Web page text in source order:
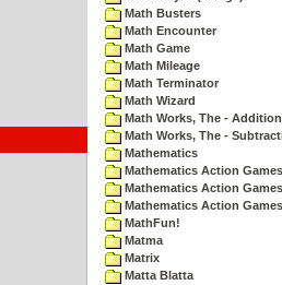
Math Busters
Math Encounter
Math Game
Math Mileage
Math Terminator
Math Wizard
Math Works, The - Addition
Math Works, The -
Mathematics
Mathematics Action
Mathematics Action
Mathematics Action
MathFun!
Matma
Matrix
Matta Blatta